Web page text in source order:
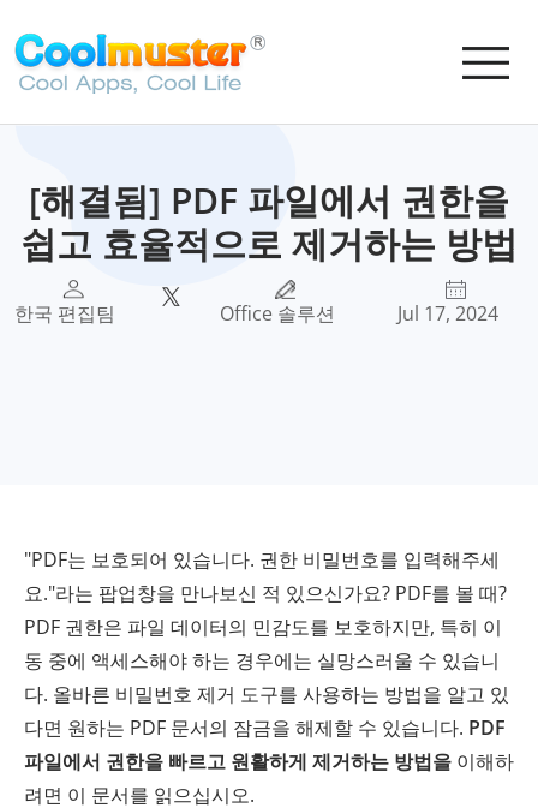
[해결됨] PDF 파일에서 권한을
쉽고 효율적으로 제거하는 방법
한국 편집팀 Office 솔루션 Jul 17, 2024
"PDF는 보호되어 있습니다. 권한 비밀번호를 입력해주세
요."라는 팝업창을 만나보신 적 있으신가요? PDF를 볼 때?
PDF 권한은 파일 데이터의 민감도를 보호하지만, 특히 이
동 중에 액세스해야 하는 경우에는 실망스러울 수 있습니
다. 올바른 비밀번호 제거 도구를 사용하는 방법을 알고 있
다면 원하는 PDF 문서의 잠금을 해제할 수 있습니다. PDF
파일에서 권한을 빠르고 원활하게 제거하는 방법을 이해하
려면 이 문서를 읽으십시오.